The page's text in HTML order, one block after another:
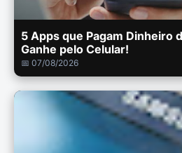
5 Apps que Pagam Dinheiro
Ganhe pelo Celular!
📅 07/08/2026